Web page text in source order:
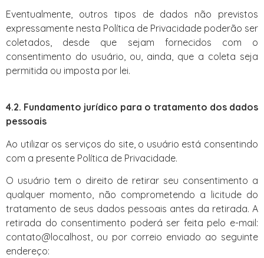
Eventualmente, outros tipos de dados não previstos
expressamente nesta Política de Privacidade poderão ser
coletados, desde que sejam fornecidos com o
consentimento do usuário, ou, ainda, que a coleta seja
permitida ou imposta por lei.
4.2. Fundamento jurídico para o tratamento dos dados
pessoais
Ao utilizar os serviços do site, o usuário está consentindo
com a presente Política de Privacidade.
O usuário tem o direito de retirar seu consentimento a
qualquer momento, não comprometendo a licitude do
tratamento de seus dados pessoais antes da retirada. A
retirada do consentimento poderá ser feita pelo e-mail:
contato@localhost, ou por correio enviado ao seguinte
endereço: